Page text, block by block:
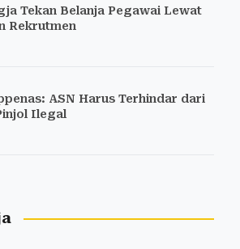
Tekan Belanja Pegawai Lewat
Rekrutmen
ASN Harus Terhindar dari
Ilegal